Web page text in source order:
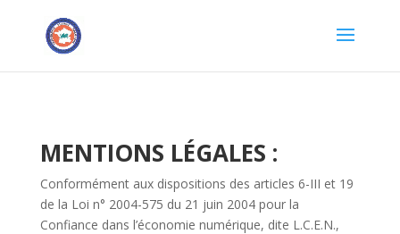
MENTIONS LÉGALES :
Conformément aux dispositions des articles 6-III et 19
de la Loi n° 2004-575 du 21 juin 2004 pour la
Confiance dans l’économie numérique, dite L.C.E.N.,